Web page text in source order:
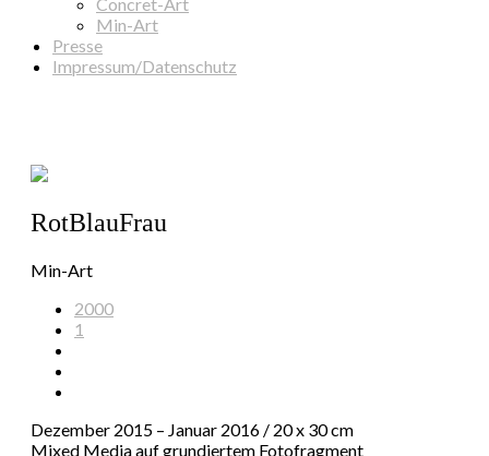
Min-Art
Presse
Impressum/Datenschutz
RotBlauFrau
Min-Art
2000
1
Dezember 2015 – Januar 2016 / 20 x 30 cm
Mixed Media auf grundiertem Fotofragment